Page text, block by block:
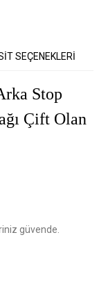
SEÇENEKLERİ
Stop
Çift Olan
tarafımıza
güvende.